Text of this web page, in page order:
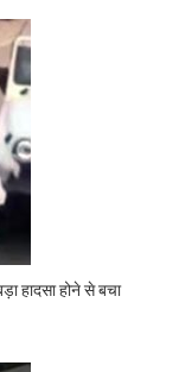
हादसा होने से बचा